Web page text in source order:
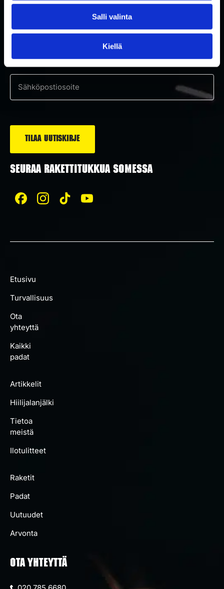
Salli valinta
Kiellä
Tilaa uutiskirje ja saat ensimmäisenä tietoa uutuuksista ja
Suostumus
Hyväksyn tietosuojaselosteen mukaisen tietojeni käytön.*
Sähköposti
SEURAA RAKETTITUKKUA SOMESSA
Etusivu
Turvallisuus
Ota
yhteyttä
Kaikki
padat
Artikkelit
Hiilijalanjälki
Tietoa
meistä
Ilotulitteet
Raketit
Padat
Uutuudet
Arvonta
OTA YHTEYTTÄ